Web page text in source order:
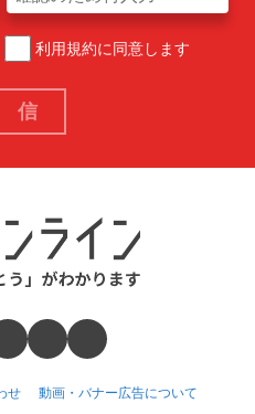
利用規約に同意します
せ 動画・バナー広告について